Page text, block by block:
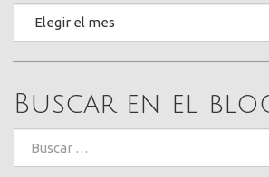
Buscar en el